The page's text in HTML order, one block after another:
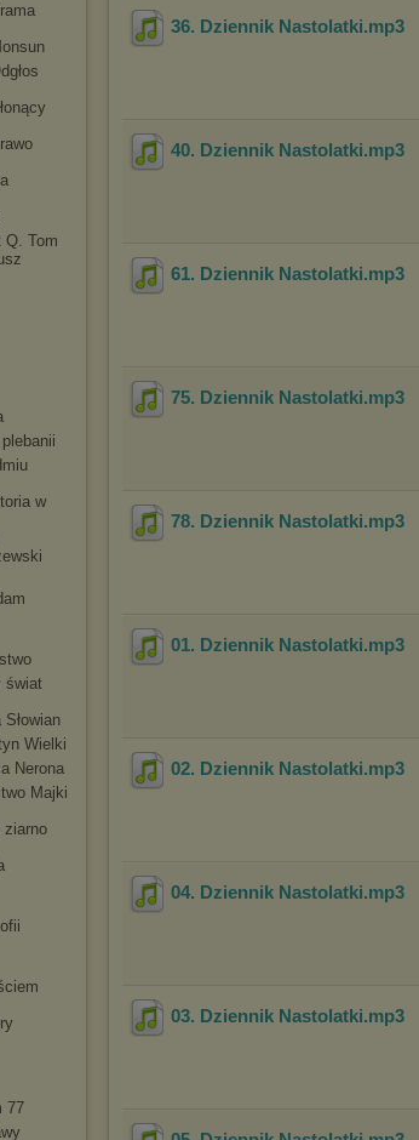
Q. Tom
w
świat
Wielki
Nerona
Majki
ziarno
77
36. Dziennik Nastolatki.mp3
40. Dziennik Nastolatki.mp3
61. Dziennik Nastolatki.mp3
75. Dziennik Nastolatki.mp3
78. Dziennik Nastolatki.mp3
01. Dziennik Nastolatki.mp3
02. Dziennik Nastolatki.mp3
04. Dziennik Nastolatki.mp3
03. Dziennik Nastolatki.mp3